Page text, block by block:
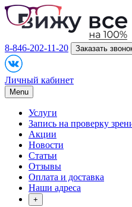
8-846-202-11-20 Заказать
Личный кабинет
Menu
Услуги
Запись на проверку
Акции
Новости
Статьи
Отзывы
Оплата и доставка
Наши адреса
+